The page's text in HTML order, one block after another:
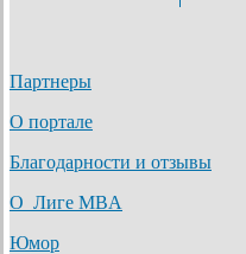
Партнеры
О портале
Благодарности и отзывы
О Лиге MBA
Юмор